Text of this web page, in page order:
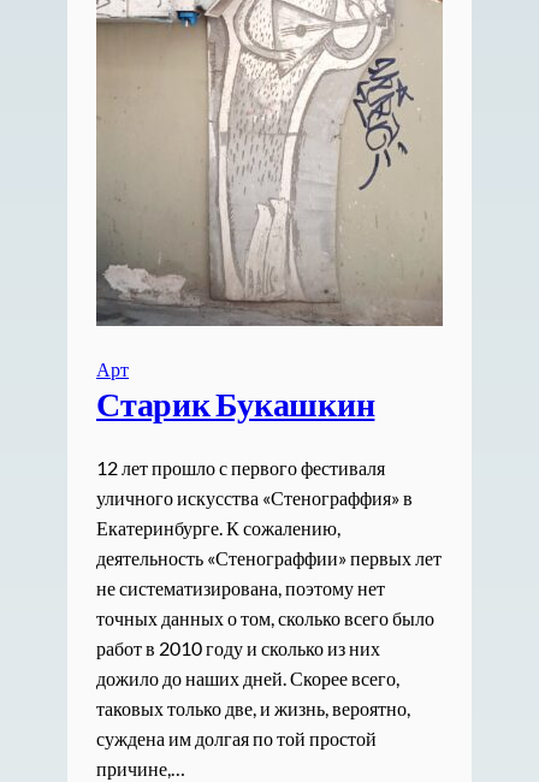
Арт
Старик Букашкин
12 лет прошло с первого фестиваля
уличного искусства «Стенограффия» в
Екатеринбурге. К сожалению,
деятельность «Стенограффии» первых лет
не систематизирована, поэтому нет
точных данных о том, сколько всего было
работ в 2010 году и сколько из них
дожило до наших дней. Скорее всего,
таковых только две, и жизнь, вероятно,
суждена им долгая по той простой
причине,…